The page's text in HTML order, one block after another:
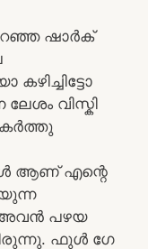
ഷാർക്
വിസ്കി
തകർത്തു
ആണ് എന്റെ
അവൻ പഴയ
ഫുൾ ഗേ